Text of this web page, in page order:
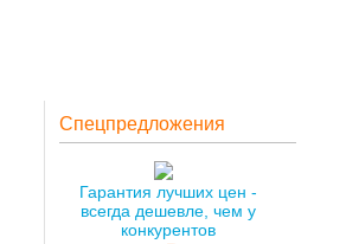
Спецпредложения
Гарантия лучших цен -
всегда дешевле, чем у
конкурентов